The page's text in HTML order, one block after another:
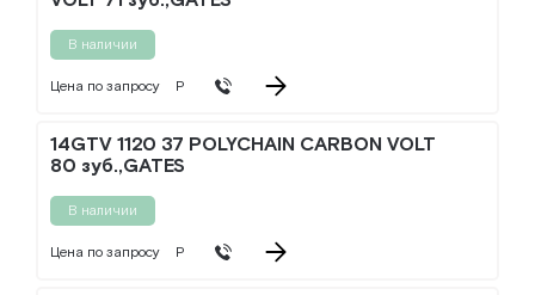
В наличии
Цена по запросу Р
14GTV 1120 37 POLYCHAIN CARBON VOLT
80 зуб.,GATES
В наличии
Цена по запросу Р